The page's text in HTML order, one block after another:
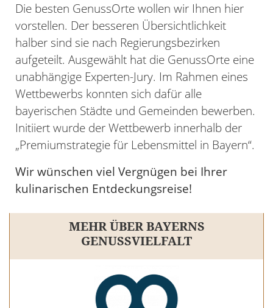
Die besten GenussOrte wollen wir Ihnen hier
vorstellen. Der besseren Übersichtlichkeit
halber sind sie nach Regierungsbezirken
aufgeteilt. Ausgewählt hat die GenussOrte eine
unabhängige Experten-Jury. Im Rahmen eines
Wettbewerbs konnten sich dafür alle
bayerischen Städte und Gemeinden bewerben.
Initiiert wurde der Wettbewerb innerhalb der
„Premiumstrategie für Lebensmittel in Bayern“.
Wir wünschen viel Vergnügen bei Ihrer
kulinarischen Entdeckungsreise!
MEHR ÜBER BAYERNS
GENUSSVIELFALT
08.
AUGUST